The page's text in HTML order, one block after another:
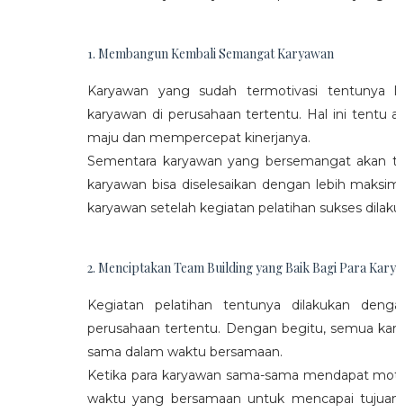
1. Membangun Kembali Semangat Karyawan
Karyawan yang sudah termotivasi
karyawan di perusahaan tertentu. Hal ini tentu
maju dan mempercepat kinerjanya.
Sementara karyawan yang bersemangat
karyawan bisa diselesaikan dengan lebih
karyawan setelah kegiatan pelatihan sukses
2. Menciptakan Team Building yang Baik Bagi Para
Kegiatan pelatihan tentunya dilakukan
perusahaan tertentu. Dengan begitu, semua
sama dalam waktu bersamaan.
Ketika para karyawan sama-sama mendapat
waktu yang bersamaan untuk mencapai